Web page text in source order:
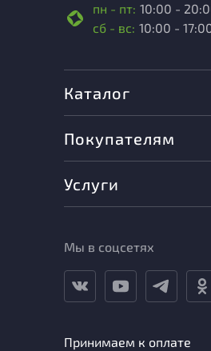
пн - пт: 10:00 -
сб - вс: 10:00 -
Каталог
Покупателям
Услуги
Мы в соцсетях
Принимаем к оплате